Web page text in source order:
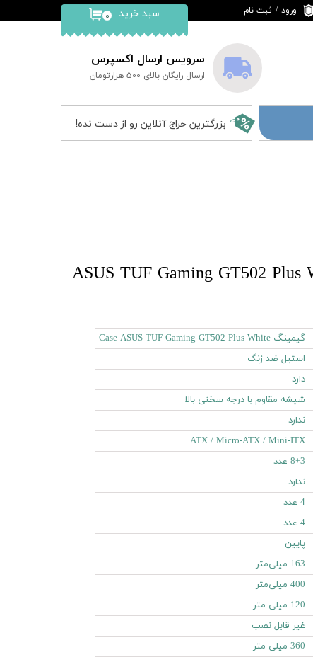
سرویس ارسال اکسپرس
ارسال رایگان بالای 500 هزارتومان
۰ سبد خرید ورود / ثبت نام
تغییر گذر واژه
سفارشات
خروج از حساب
بزرگترین حراج آنلاین رو از دست نده!
گیمینگ Case ASUS TUF Gaming GT502 Plus White
استیل ضد زنگ
دارد
شیشه مقاوم با درجه سختی بالا
ندارد
ATX / Micro-ATX / Mini-ITX
8+3 عدد
ندارد
4 عدد
4 عدد
پایین
163 میلی‌متر
400 میلی‌متر
120 میلی متر
غیر قابل نصب
360 میلی متر